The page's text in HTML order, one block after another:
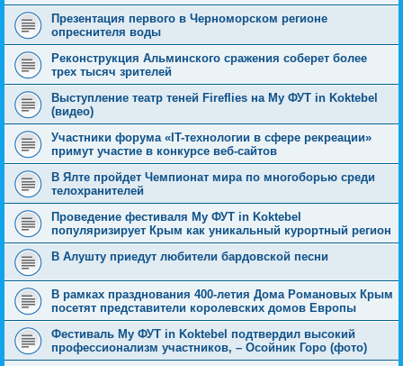
Презентация первого в Черноморском регионе
опреснителя воды
Реконструкция Альминского сражения соберет более
трех тысяч зрителей
Выступление театр теней Fireflies на Му ФУТ in Koktebel
(видео)
Участники форума «IT-технологии в сфере рекреации»
примут участие в конкурсе веб-сайтов
В Ялте пройдет Чемпионат мира по многоборью среди
телохранителей
Проведение фестиваля Му ФУТ in Koktebel
популяризирует Крым как уникальный курортный регион
В Алушту приедут любители бардовской песни
В рамках празднования 400-летия Дома Романовых Крым
посетят представители королевских домов Европы
Фестиваль Му ФУТ in Koktebel подтвердил высокий
профессионализм участников, – Осойник Горо (фото)